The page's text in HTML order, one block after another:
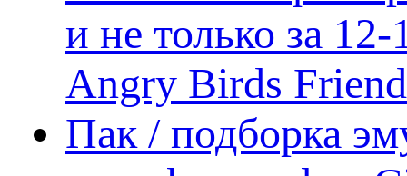
и не только за
Angry Birds
Пак / подборка